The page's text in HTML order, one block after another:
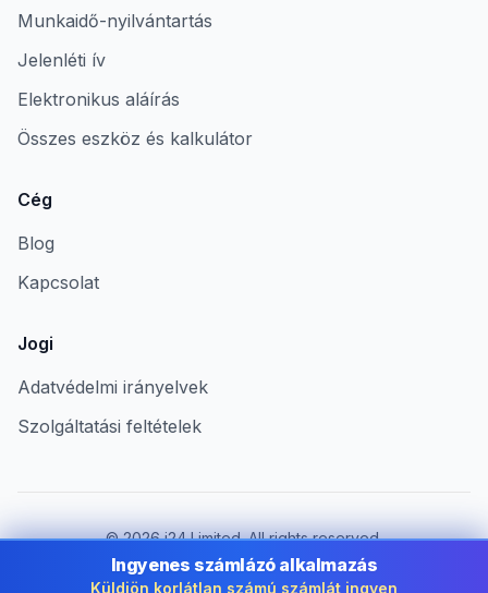
Munkaidő-nyilvántartás
Jelenléti ív
Elektronikus aláírás
Összes eszköz és kalkulátor
Cég
Blog
Kapcsolat
Jogi
Adatvédelmi irányelvek
Szolgáltatási feltételek
©2026i24 Limited. All rights reserved.
Vállalkozások számára Hungary területén
Ingyenes számlázó alkalmazás
Küldjön korlátlan számú számlát ingyen